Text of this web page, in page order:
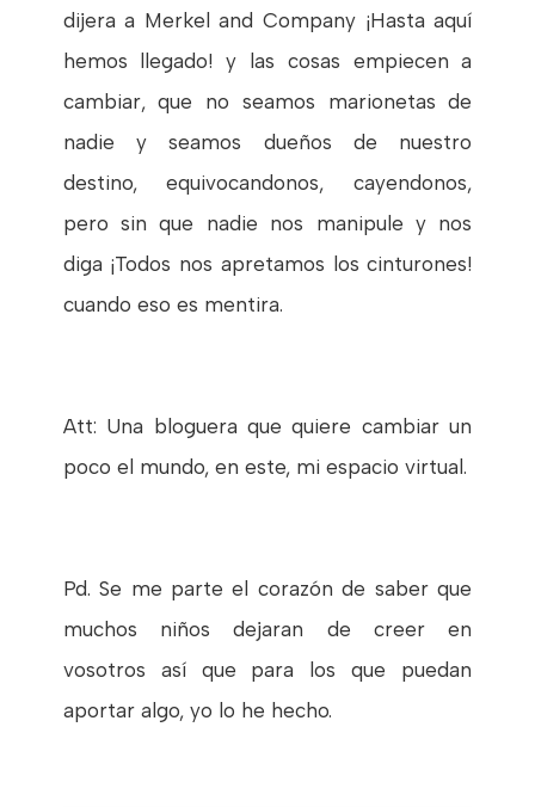
dijera a Merkel and Company ¡Hasta aquí
hemos llegado! y las cosas empiecen a
cambiar, que no seamos marionetas de
nadie y seamos dueños de nuestro
destino, equivocandonos, cayendonos,
pero sin que nadie nos manipule y nos
diga ¡Todos nos apretamos los cinturones!
cuando eso es mentira.
Att: Una bloguera que quiere cambiar un
poco el mundo, en este, mi espacio virtual.
Pd. Se me parte el corazón de saber que
muchos niños dejaran de creer en
vosotros así que para los que puedan
aportar algo, yo lo he hecho.